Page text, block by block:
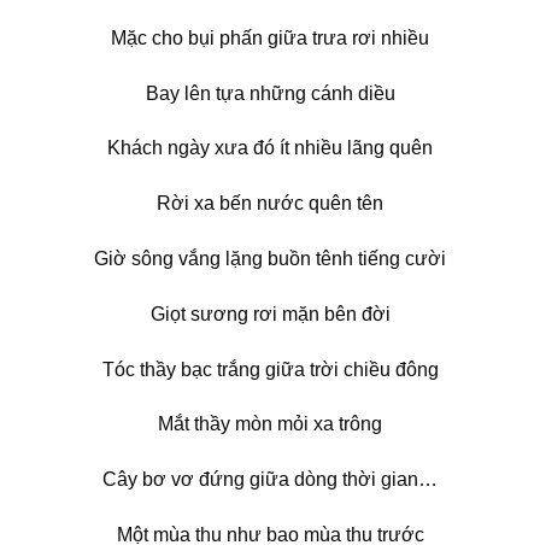
Mặc cho bụi phấn giữa trưa rơi nhiều
Bay lên tựa những cánh diều
Khách ngày xưa đó ít nhiều lãng quên
Rời xa bến nước quên tên
Giờ sông vắng lặng buồn tênh tiếng cười
Giọt sương rơi mặn bên đời
Tóc thầy bạc trắng giữa trời chiều đông
Mắt thầy mòn mỏi xa trông
Cây bơ vơ đứng giữa dòng thời gian…
Một mùa thu như bao mùa thu trước